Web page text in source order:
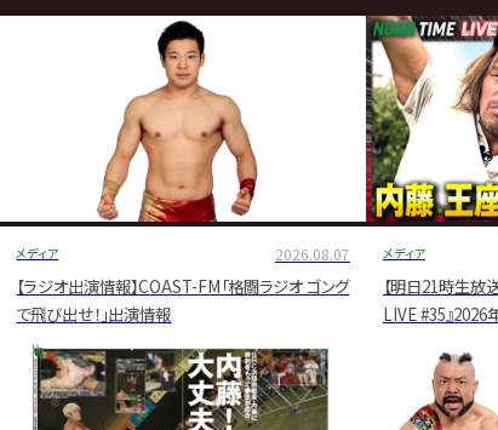
サ
イ
ト
メディア 2026.08.07
【ラジオ出演情報】COAST-FM「格闘ラジオ ゴング
で飛び出せ！」出演情報
メディア
【明日21時生放
LIVE #35』2026